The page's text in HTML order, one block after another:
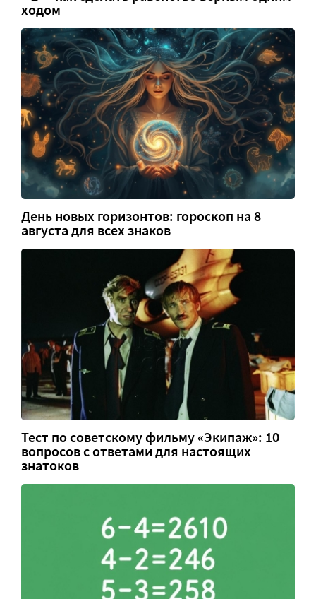
ходом
День новых горизонтов: гороскоп на 8
августа для всех знаков
Тест по советскому фильму «Экипаж»: 10
вопросов с ответами для настоящих
знатоков